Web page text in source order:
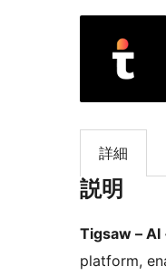
詳細
説明
Tigsaw –
platform,